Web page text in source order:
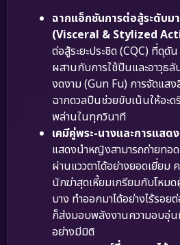
ฉากแอ็กชันการต่อสู้ระดับม
(Visceral & Stylized
ต่อสู้ระยะประชิด (CQC) ที่ดุ
ผสานกับการใช้ปืนและอาวุธ
งดงาม (Gun Fu) การจัดแส
ฉากดวลปืนช่วยขับเน้นให้อะ
พล่านในทุกวินาที
เคมีคู่พระ-นางและการแสด
แสดงนำหญิงสามารถถ่ายทอ
ผ่านแววตาได้อย่างยอดเยี่ยม
นักฆ่าสุดเหี้ยมเกรียมกับโหม
บาง ทำออกมาได้อย่างไร้รอ
ก็ส่งมอบพลังงานความอบอุ่น
อย่างมีมิติ